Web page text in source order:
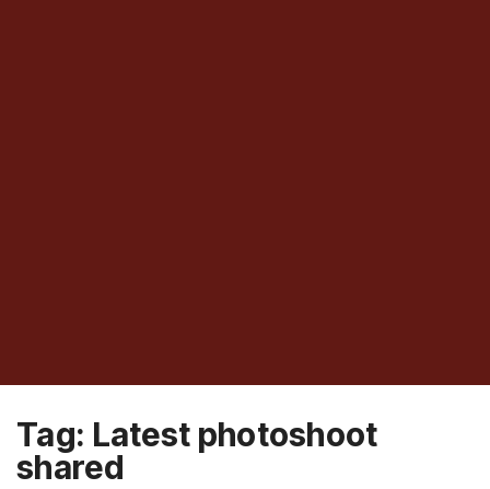
Tag: Latest photoshoot
shared